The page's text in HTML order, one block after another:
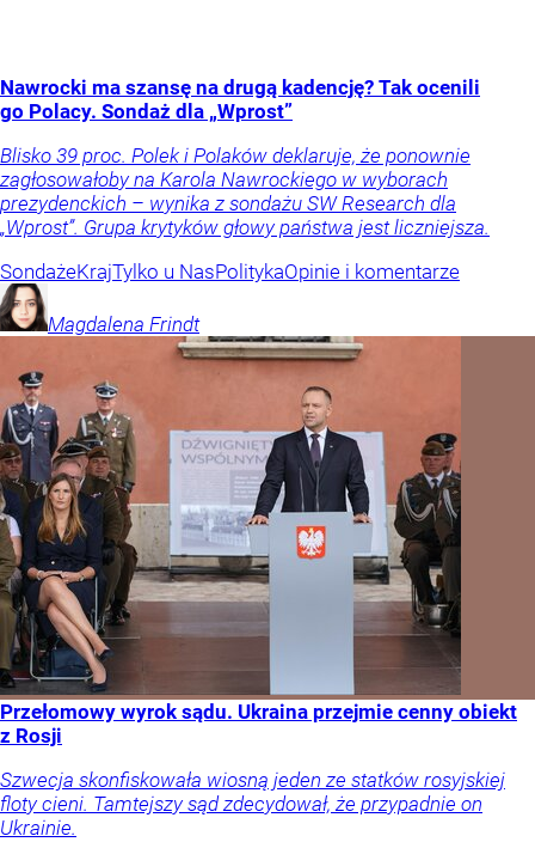
Nawrocki ma szansę na drugą kadencję? Tak ocenili
go Polacy. Sondaż dla „Wprost”
Blisko 39 proc. Polek i Polaków deklaruje, że ponownie
zagłosowałoby na Karola Nawrockiego w wyborach
prezydenckich – wynika z sondażu SW Research dla
„Wprost”. Grupa krytyków głowy państwa jest liczniejsza.
SondażeKrajTylko u NasPolitykaOpinie i komentarze
Magdalena Frindt
Przełomowy wyrok sądu. Ukraina przejmie cenny obiekt
z Rosji
Szwecja skonfiskowała wiosną jeden ze statków rosyjskiej
floty cieni. Tamtejszy sąd zdecydował, że przypadnie on
Ukrainie.